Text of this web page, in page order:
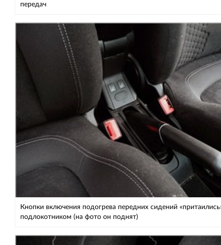
передач
Кнопки включения подогрева передних сидений
подлокотником (на фото он поднят)